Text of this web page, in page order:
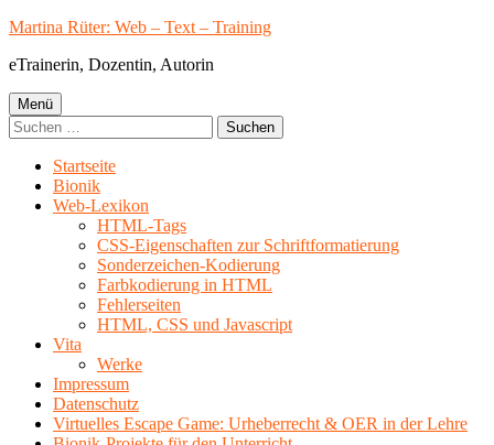
Springe
Inhalt
Martina Rüter: Web – Text – Training
eTrainerin, Dozentin, Autorin
Primäres
Menü
Menü
Suchen
nach:
Startseite
Bionik
Web-Lexikon
HTML-Tags
CSS-Eigenschaften zur Schriftformatierung
Sonderzeichen-Kodierung
Farbkodierung in HTML
Fehlerseiten
HTML, CSS und Javascript
Vita
Werke
Impressum
Datenschutz
Virtuelles Escape Game: Urheberrecht & OER in der Lehre